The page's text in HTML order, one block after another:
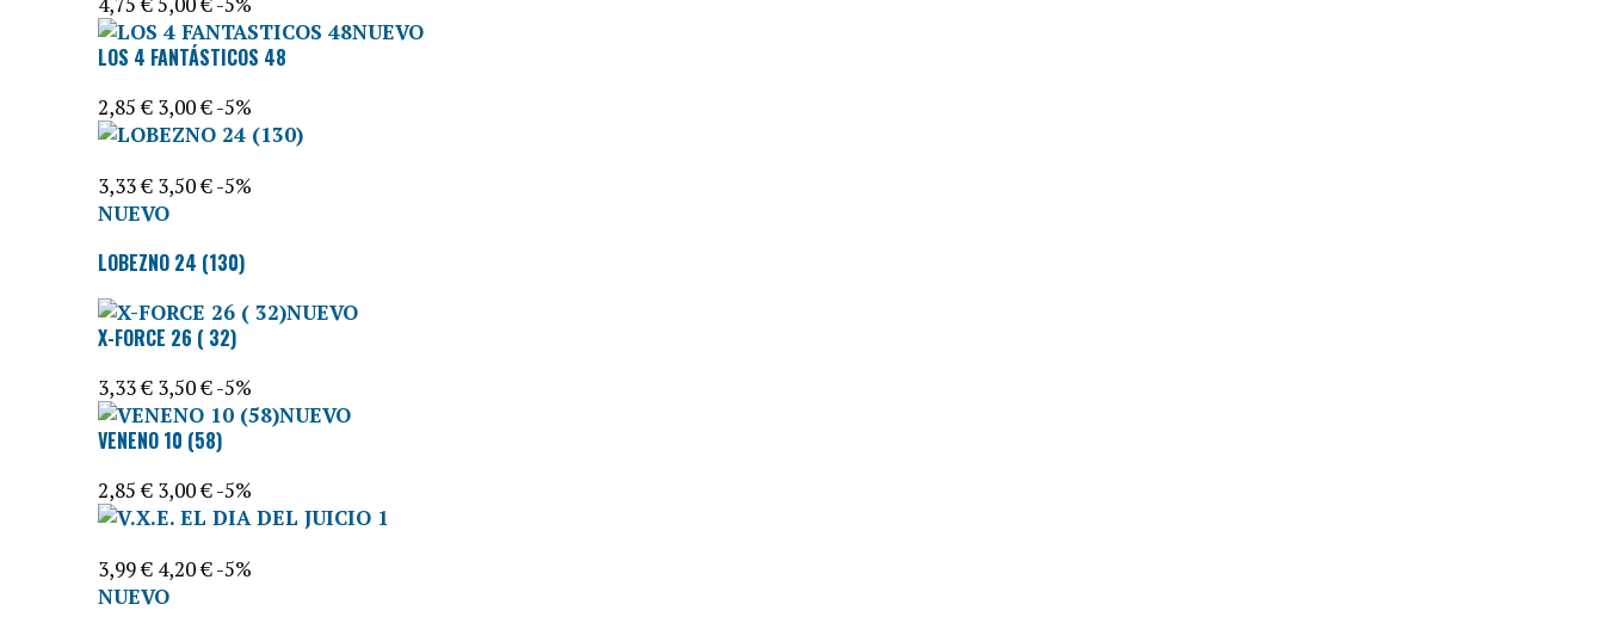
NUEVO
LOS 4 FANTÁSTICOS 48
2,85 € 3,00 €-5%
3,33 € 3,50 €-5%
NUEVO
LOBEZNO 24 (130)
NUEVO
X-FORCE 26 ( 32)
3,33 € 3,50 €-5%
NUEVO
VENENO 10 (58)
2,85 € 3,00 €-5%
3,99 € 4,20 €-5%
NUEVO